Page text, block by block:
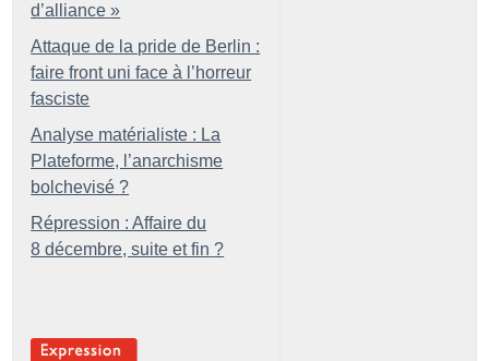
d’alliance »
Attaque de la pride de Berlin :
faire front uni face à l’horreur
fasciste
Analyse matérialiste : La
Plateforme, l’anarchisme
bolchevisé ?
Répression : Affaire du
8 décembre, suite et fin ?